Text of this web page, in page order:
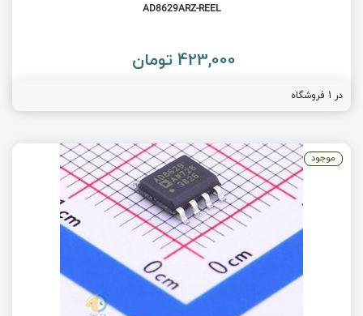
AD8629ARZ-REEL
423,000 تومان
در 1 فروشگاه
موجود